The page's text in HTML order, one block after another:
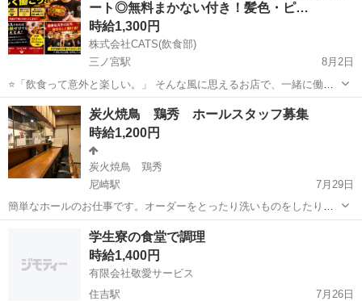
す！ 先...
ート◎無料まかない付き！髪色・ピ…
時給1,300円
株式会社CATS(飲食部)
三ノ宮駅
8月2日
⭐「飲食って意外と楽しい。」 そんな風に思えるお店で、一緒に働き
ませんか？ 「飲食は初めてだから不安…」 そんな方でも大丈夫。 最
初は洗い物や盛り付けなど、 本当に簡単なお仕事からスタートしま
す！ 先...
兵庫 南あわじ市 三ノ宮駅 スタッフ
炭火焼鳥 鶏秀 ホールスタッフ募集
時給1,200円
炭火焼鳥 鶏秀
尼崎駅
7月29日
簡単なホールのお仕事です。オーダーをとったり洗いものをしたりド
リンクを作ったり等です。 ※調理、調理補助はありません。 カウンタ
ーとテーブル一卓のこじんまりしたお店です！ 美味しいまかないあり
ます。 随時、昇給あり！ 交通...
尼崎市 尼崎駅 居酒屋 スタッフ
学生寮の食堂で調理
時給1,400円
有限会社敬愛サービス
住吉駅
7月26日